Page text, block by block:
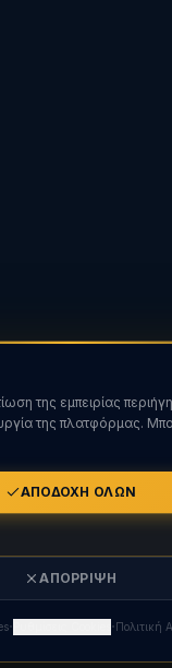
της εμπειρίας
της πλατφόρμας.
ΑΠΟΔΟΧΉ ΌΛΩΝ
ΑΠΌΡΡΙΨΗ
· ·Πολιτική